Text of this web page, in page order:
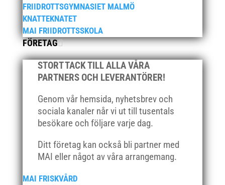
FRIIDROTTSGYMNASIET MALMÖ
KNATTEKNATET
MAI FRIIDROTTSSKOLA
FÖRETAG
STORT TACK TILL ALLA VÅRA
PARTNERS OCH LEVERANTÖRER!
Genom vår hemsida, nyhetsbrev och
sociala kanaler når vi ut till tusentals
besökare och följare varje dag.
Ditt företag kan också bli partner med
MAI eller något av våra arrangemang.
MAI FRISKVÅRD
november 2020
oktober 2020
september 2020
augusti 2020
juni 2020
mars 2020
februari 2020
november 2019
september 2019